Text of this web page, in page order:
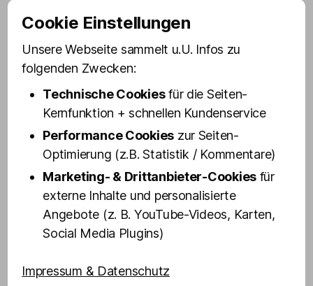
Drinnen ist es kuschelig aber klimatisiert,
die Luft knistert trotzdem ordentlich, und
die Bühne ist so nah, dass man wirklich
sagen kann: Olivias Drag Queens sind
sozusagen Stars zum Anfassen.
Das Ambiente ist anrüchig, glamourös und
zu hundert Prozent Reeperbahn, echt und
authentisch wie in den goldenen Kiez-
Jahren. Kein Wunder: Vor unseren Zeiten
feierten hier schon die Beatles und das
Motto bis heute: Gäste voll, Gläser leer und
Cookie Einstellungen
Unsere Webseite sammelt u.U. Infos zu
folgenden Zwecken:
Technische Cookiesfür die Seiten-
Kernfunktion + schnellen Kundenservice
Performance Cookies zur Seiten-
Optimierung (z.B. Statistik / Kommentare)
Marketing- & Drittanbieter-Cookies für
externe Inhalte und personalisierte
Angebote (z. B. YouTube-Videos, Karten,
Social Media Plugins)
Impressum & Datenschutz